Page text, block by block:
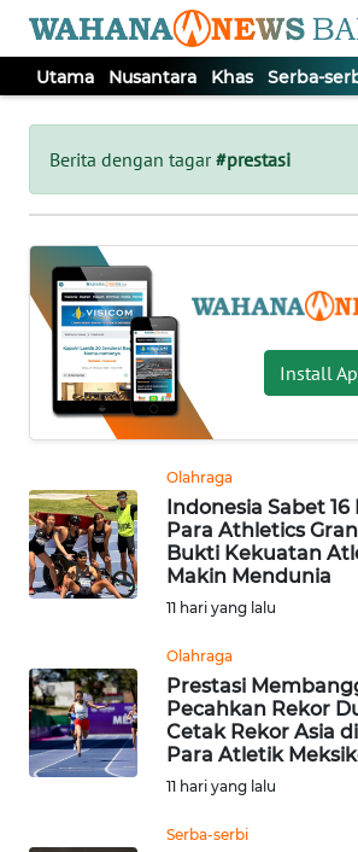
Utama Nusantara Khas Serba-
Berita dengan tagar#prestasi
Install
Olahraga
Indonesia Sabet
Para Athletics
Bukti Kekuatan
Makin Mendunia
11 hari yang lalu
Olahraga
Prestasi
Pecahkan Rekor
Cetak Rekor Asia
Para Atletik
11 hari yang lalu
Serba-serbi
Tutup
UTAMA
NUSANTARA
KHAS
SERBA-
SERBI
OPINI
Informasi
KONTAK
KAMI